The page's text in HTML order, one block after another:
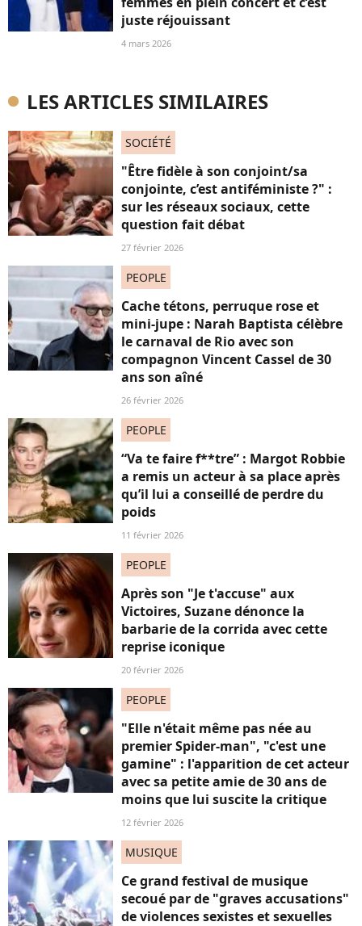
juste réjouissant
4 mars 2026
LES ARTICLES SIMILAIRES
SOCIÉTÉ
"Être fidèle à son conjoint/sa
conjointe, c’est antiféministe ?" :
sur les réseaux sociaux, cette
question fait débat
27 février 2026
PEOPLE
Cache tétons, perruque rose et
mini-jupe : Narah Baptista célèbre
le carnaval de Rio avec son
compagnon Vincent Cassel de 30
ans son aîné
26 février 2026
PEOPLE
“Va te faire f**tre” : Margot Robbie
a remis un acteur à sa place après
qu’il lui a conseillé de perdre du
poids
11 février 2026
PEOPLE
Après son "Je t'accuse" aux
Victoires, Suzane dénonce la
barbarie de la corrida avec cette
reprise iconique
20 février 2026
PEOPLE
"Elle n'était même pas née au
premier Spider-man", "c'est une
gamine" : l'apparition de cet acteur
avec sa petite amie de 30 ans de
moins que lui suscite la critique
12 février 2026
MUSIQUE
Ce grand festival de musique
secoué par de "graves accusations"
de violences sexistes et sexuelles